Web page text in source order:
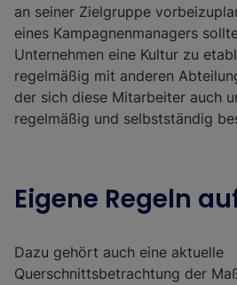
an seiner Zielgruppe
eines Kampagnenmanagers
Unternehmen eine Kultur zu
regelmäßig mit anderen
der sich diese Mitarbeiter auch
regelmäßig und selbstständig
Eigene Regeln
Dazu gehört auch eine aktuelle
Querschnittsbetrachtung der